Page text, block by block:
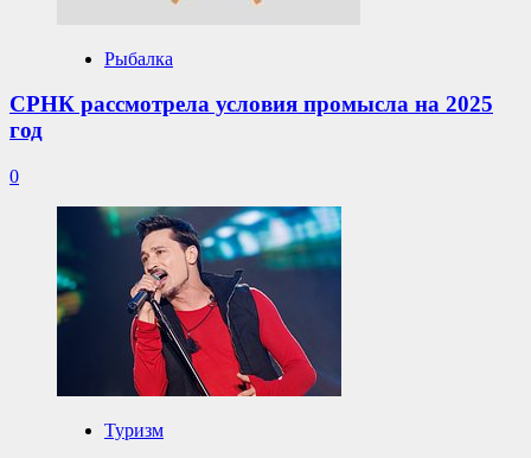
Рыбалка
СРНК рассмотрела условия промысла на 2025
год
0
Туризм